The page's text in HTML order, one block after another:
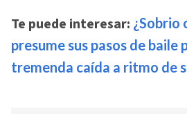
Te puede interesar: ¿Sobrio
presume sus pasos de baile
tremenda caída a ritmo de